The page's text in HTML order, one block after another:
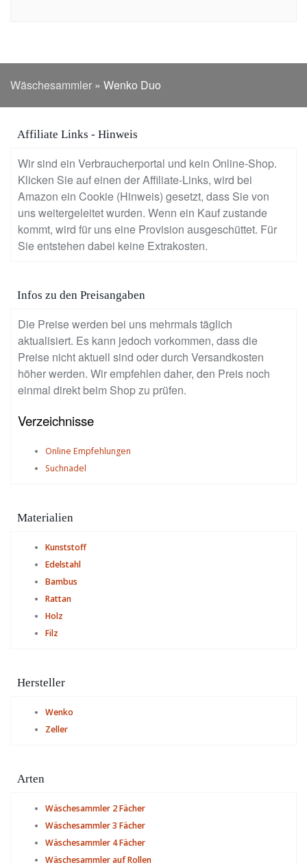
Wäschesammler » Wenko Duo
Affiliate Links - Hinweis
Wir sind ein Verbraucherportal und kein Online-Shop.
Klicken Sie auf einen der Affiliate-Links, wird bei
Amazon ein Cookie (Hinweis) gesetzt, dass Sie von
uns weitergeleitet wurden. Wenn ein Kauf zustande
kommt, wird für uns eine Provision ausgeschüttet. Für
Sie entstehen dabei keine Extrakosten.
Infos zu den Preisangaben
Die Preise werden bei uns mehrmals täglich
aktualisiert. Es kann jedoch vorkommen, dass die
Preise nicht aktuell sind oder durch Versandkosten
höher werden. Wir empfehlen daher, den Preis noch
einmal direkt beim Shop zu prüfen.
Verzeichnisse
Online Empfehlungen
Suchnadel
Materialien
Kunststoff
Edelstahl
Bambus
Rattan
Holz
Filz
Hersteller
Wenko
Zeller
Arten
Wäschesammler 2 Fächer
Wäschesammler 3 Fächer
Wäschesammler 4 Fächer
Wäschesammler auf Rollen